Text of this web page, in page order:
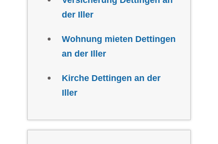
der Iller
Wohnung mieten Dettingen
an der Iller
Kirche Dettingen an der
Iller